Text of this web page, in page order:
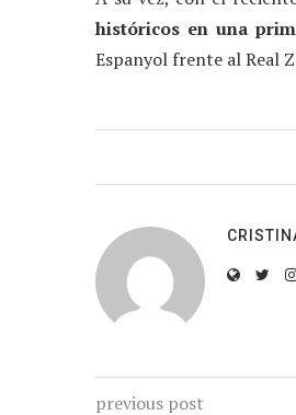
históricos en una
Espanyol frente al Real
previous post